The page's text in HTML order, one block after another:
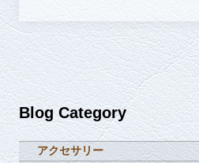
Blog Category
アクセサリー